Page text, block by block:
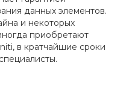
данных элементов.
и некоторых
приобретают
в кратчайшие сроки